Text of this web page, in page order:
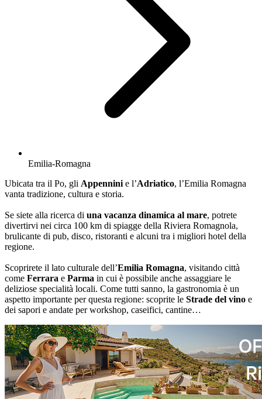
Emilia-Romagna
Ubicata tra il Po, gli Appennini e l’Adriatico, l’Emilia Romagna
vanta tradizione, cultura e storia.
Se siete alla ricerca di una vacanza dinamica al mare, potrete
divertirvi nei circa 100 km di spiagge della Riviera Romagnola,
brulicante di pub, disco, ristoranti e alcuni tra i migliori hotel della
regione.
Scoprirete il lato culturale dell’Emilia Romagna, visitando città
come Ferrara e Parma in cui è possibile anche assaggiare le
deliziose specialità locali. Come tutti sanno, la gastronomia è un
aspetto importante per questa regione: scoprite le Strade del vino e
dei sapori e andate per workshop, caseifici, cantine…